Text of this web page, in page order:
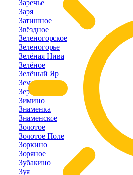
Заречье
Заря
Затишное
Звёздное
Зеленогорское
Зеленогорье
Зелёная Нива
Зелёное
Зелёный Яр
Земляничное
Зерновое
Зимино
Знаменка
Знаменское
Золотое
Золотое Поле
Зоркино
Зоряное
Зубакино
Зуя